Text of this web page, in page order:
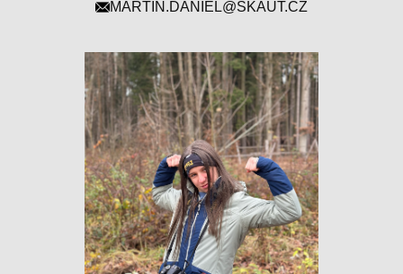
MARTIN.DANIEL@SKAUT.CZ